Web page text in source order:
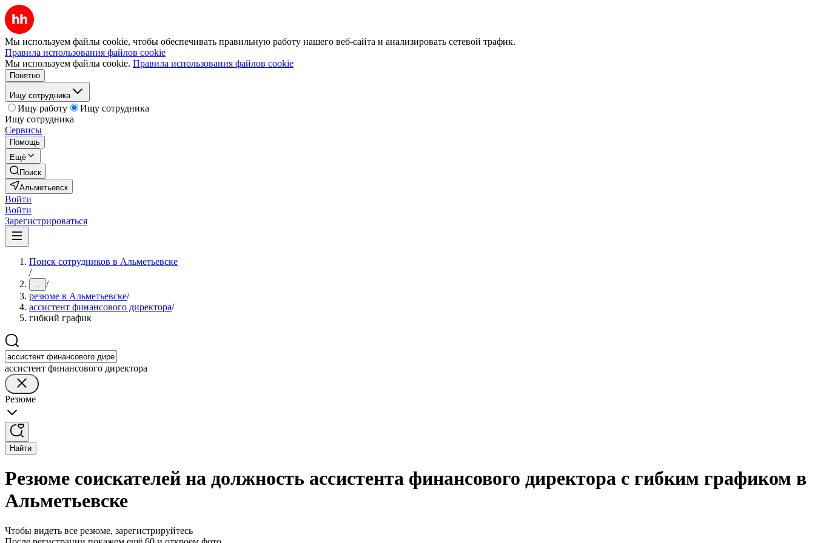
Мы используем файлы cookie, чтобы обеспечивать правильную работу нашего веб-сайта и анализировать сетевой трафик.
Правила использования файлов cookie
Мы используем файлы cookie. Правила использования файлов cookie
Понятно
Ищу сотрудника
Ищу работу
Ищу сотрудника
Ищу сотрудника
Сервисы
Помощь
Ещё
Поиск
Альметьевск
Войти
Войти
Зарегистрироваться
Поиск сотрудников в Альметьевске
/
... /
резюме в Альметьевске/
ассистент финансового директора/
гибкий график
ассистент финансового директора
Резюме
Найти
Резюме соискателей на должность ассистента финансового директора с гибким графиком в
Альметьевске
Чтобы видеть все резюме, зарегистрируйтесь